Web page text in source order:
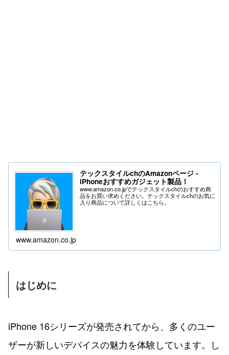
テックスタイルchのAmazonページ -
iPhoneおすすめガジェット製品！
www.amazon.co.jpでテックスタイルchのおすすめ商
品をお買い求めください。テックスタイルchのお気に
入り商品について詳しくはこちら。
www.amazon.co.jp
はじめに
iPhone 16シリーズが発売されてから、多くのユー
ザーが新しいデバイスの魅力を体験しています。し